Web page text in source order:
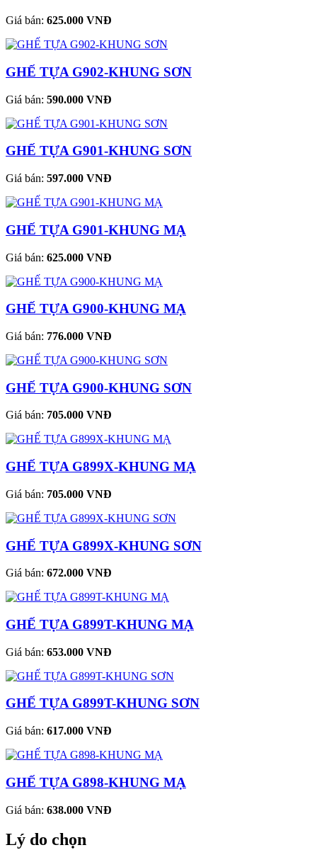
Giá bán: 625.000 VNĐ
GHẾ TỰA G902-KHUNG SƠN
Giá bán: 590.000 VNĐ
GHẾ TỰA G901-KHUNG SƠN
Giá bán: 597.000 VNĐ
GHẾ TỰA G901-KHUNG MẠ
Giá bán: 625.000 VNĐ
GHẾ TỰA G900-KHUNG MẠ
Giá bán: 776.000 VNĐ
GHẾ TỰA G900-KHUNG SƠN
Giá bán: 705.000 VNĐ
GHẾ TỰA G899X-KHUNG MẠ
Giá bán: 705.000 VNĐ
GHẾ TỰA G899X-KHUNG SƠN
Giá bán: 672.000 VNĐ
GHẾ TỰA G899T-KHUNG MẠ
Giá bán: 653.000 VNĐ
GHẾ TỰA G899T-KHUNG SƠN
Giá bán: 617.000 VNĐ
GHẾ TỰA G898-KHUNG MẠ
Giá bán: 638.000 VNĐ
Lý do chọn